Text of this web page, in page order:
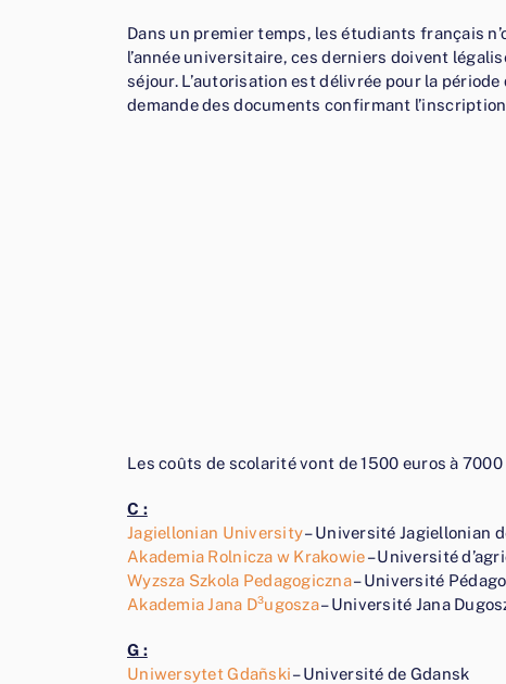
Dans un premier temps, les étudiants français
l’année universitaire, ces derniers doivent
séjour. L’autorisation est délivrée pour la
demande des documents confirmant
Les coûts de scolarité vont de 1500 euros à
C :
Jagiellonian University– Université Jagiellonian
Akademia Rolnicza w Krakowie– Université
Wyzsza Szkola Pedagogiczna– Université
Akademia Jana D³ugosza– Université Jana
G :
Uniwersytet Gdañski– Université de Gdansk